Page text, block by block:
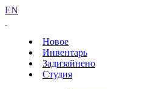
EN
Новое
Инвентарь
Задизайнено
Студия